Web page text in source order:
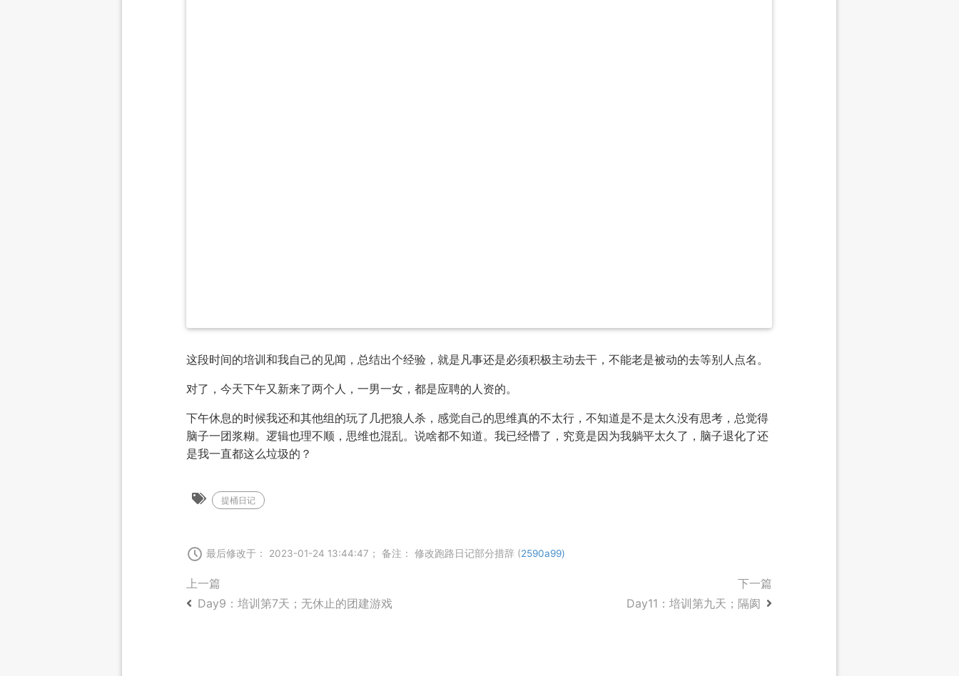
这段时间的培训和我自己的见闻，总结出个经验，就是凡事还是必须积极主动去干，不能老是被动的去等别人点名。
对了，今天下午又新来了两个人，一男一女，都是应聘的人资的。
下午休息的时候我还和其他组的玩了几把狼人杀，感觉自己的思维真的不太行，不知道是不是太久没有思考，总觉得
脑子一团浆糊。逻辑也理不顺，思维也混乱。说啥都不知道。我已经懵了，究竟是因为我躺平太久了，脑子退化了还
是我一直都这么垃圾的？
提桶日记
最后修改于： 2023-01-24 13:44:47； 备注： 修改跑路日记部分措辞 (2590a99)
上一篇
Day9：培训第7天；无休止的团建游戏
下一篇
Day11：培训第九天；隔阂